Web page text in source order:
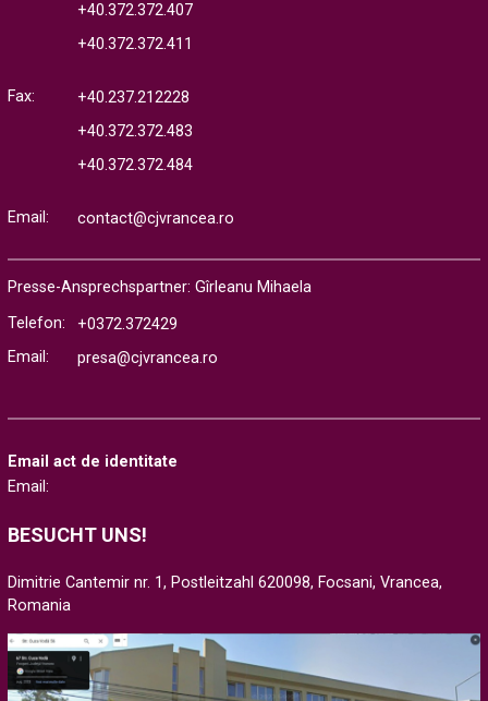
+40.372.372.407
+40.372.372.411
Fax:
+40.237.212228
+40.372.372.483
+40.372.372.484
Email: contact@cjvrancea.ro
Presse-Ansprechspartner: Gîrleanu Mihaela
Telefon:
+0372.372429
Email:
presa@cjvrancea.ro
Email act de identitate
Email:
BESUCHT UNS!
Dimitrie Cantemir nr. 1, Postleitzahl 620098, Focsani, Vrancea,
Romania